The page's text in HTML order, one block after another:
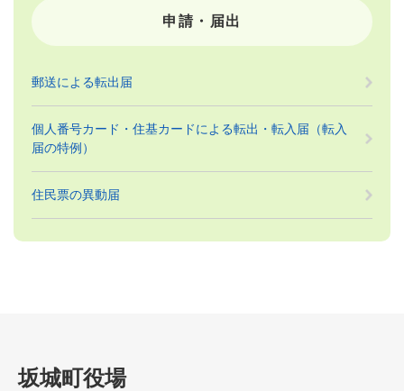
申請・届出
郵送による転出届
個人番号カード・住基カードによる転出・転入届（転入
届の特例）
住民票の異動届
坂城町役場